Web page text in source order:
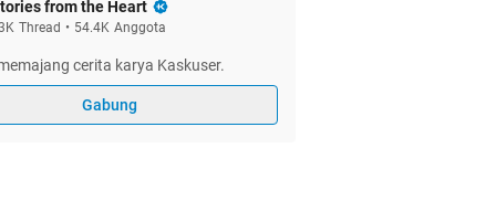
from the Heart
Thread • 54.4K Anggota
cerita karya Kaskuser.
Gabung